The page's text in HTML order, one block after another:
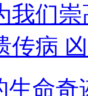
我们
传病
生命奇